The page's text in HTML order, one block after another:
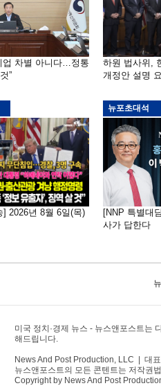
업 차별 아니다…정통
”
하원 법사위,
개정안 설명
] 2026년 8월 6일(목)
뉴포초대석
[NNP 특별대
사가 답한다
미국 정치·경제 뉴스 - 뉴스앤포스트는
해드립니다.
News And Post Production, LLC | 대
뉴스앤포스트의 모든 콘텐트는 저작권
Copyright by News And Post